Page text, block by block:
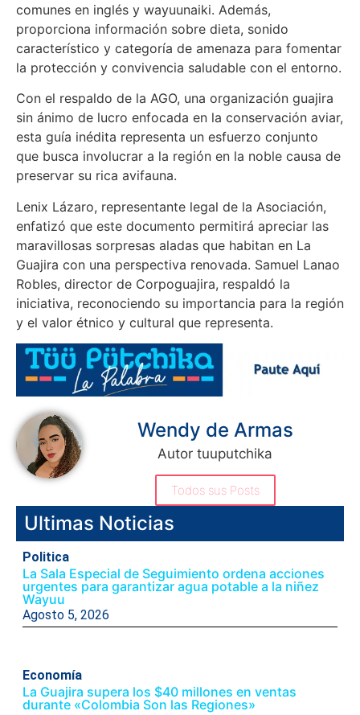
comunes en inglés y wayuunaiki. Además,
proporciona información sobre dieta, sonido
característico y categoría de amenaza para fomentar
la protección y convivencia saludable con el entorno.
Con el respaldo de la AGO, una organización guajira
sin ánimo de lucro enfocada en la conservación aviar,
esta guía inédita representa un esfuerzo conjunto
que busca involucrar a la región en la noble causa de
preservar su rica avifauna.
Lenix Lázaro, representante legal de la Asociación,
enfatizó que este documento permitirá apreciar las
maravillosas sorpresas aladas que habitan en La
Guajira con una perspectiva renovada. Samuel Lanao
Robles, director de Corpoguajira, respaldó la
iniciativa, reconociendo su importancia para la región
y el valor étnico y cultural que representa.
Wendy de Armas
Autor tuuputchika
Todos sus Posts
Ultimas Noticias
Politica
La Sala Especial de Seguimiento ordena acciones
urgentes para garantizar agua potable a la niñez
Wayuu
Agosto 5, 2026
Economía
La Guajira supera los $40 millones en ventas
durante «Colombia Son las Regiones»